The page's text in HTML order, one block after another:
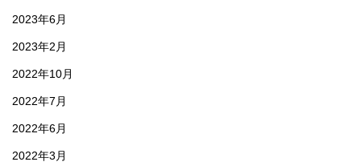
2023年6月
2023年2月
2022年10月
2022年7月
2022年6月
2022年3月